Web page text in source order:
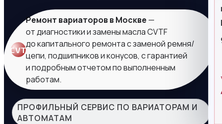
CVT
Ремонт вариаторов в Москве —
от диагностики и замены масла CVTF
до капитального ремонта с заменой ремня/
цепи, подшипников и конусов, с гарантией
и подробным отчетом по выполненным
работам.
ПРОФИЛЬНЫЙ СЕРВИС ПО ВАРИАТОРАМ И
АВТОМАТАМ